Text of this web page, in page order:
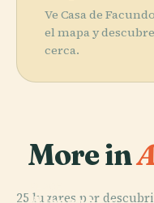
Ve Casa de
el mapa y
cerca.
More in
25 lugares por